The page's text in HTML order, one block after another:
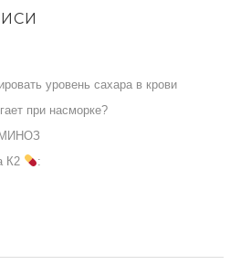
уровень сахара в крови
при насморке?
К2
: